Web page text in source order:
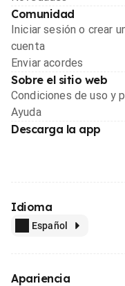
Comunidad
Iniciar sesión o crear
cuenta
Enviar acordes
Sobre el sitio web
Condiciones de uso y
Ayuda
Descarga la app
Idioma
Español
Apariencia